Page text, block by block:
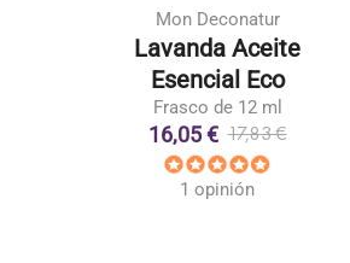
Mon Deconatur
Lavanda Aceite
Esencial Eco
Frasco de 12 ml
16,05 € 17,83 €
1 opinión